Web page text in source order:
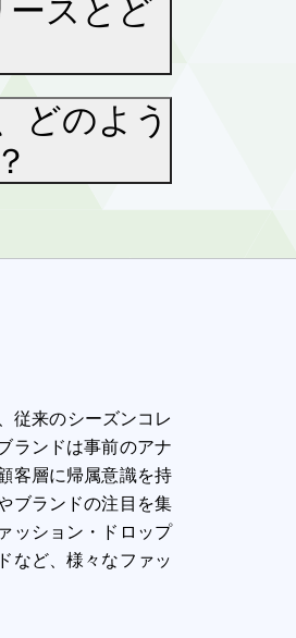
スとど
どのよう
従来のシーズンコレ
ランドは事前のアナ
客層に帰属意識を持
ブランドの注目を集
ッション・ドロップ
など、様々なファッ